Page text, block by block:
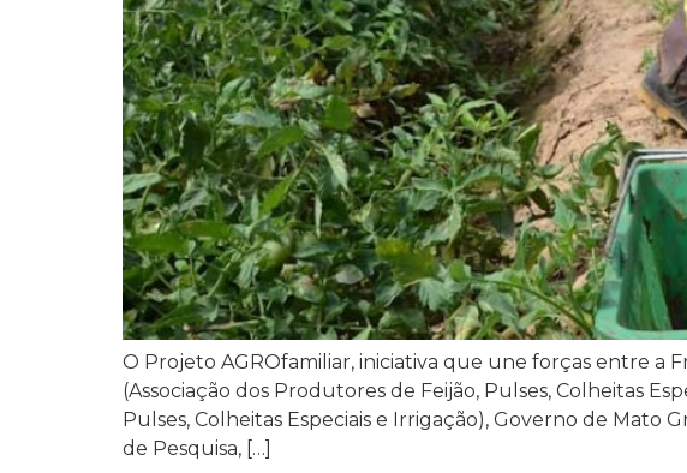
O Projeto AGROfamiliar, iniciativa que une forças entre a
(Associação dos Produtores de Feijão, Pulses, Colheitas
Pulses, Colheitas Especiais e Irrigação), Governo de Mato
de Pesquisa, […]